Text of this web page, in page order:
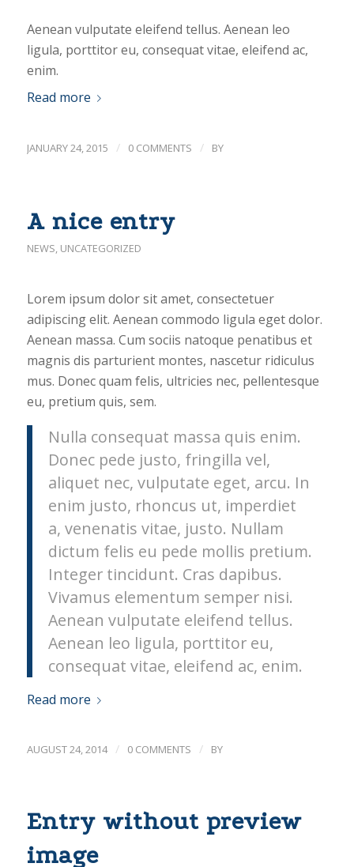
Aenean vulputate eleifend tellus. Aenean leo
ligula, porttitor eu, consequat vitae, eleifend ac,
enim.
Read more
JANUARY 24, 2015 / 0 COMMENTS / BY
A nice entry
NEWS UNCATEGORIZED
Lorem ipsum dolor sit amet, consectetuer
adipiscing elit. Aenean commodo ligula eget dolor.
Aenean massa. Cum sociis natoque penatibus et
magnis dis parturient montes, nascetur ridiculus
mus. Donec quam felis, ultricies nec, pellentesque
eu, pretium quis, sem.
Nulla consequat massa quis enim.
Donec pede justo, fringilla vel,
aliquet nec, vulputate eget, arcu. In
enim justo, rhoncus ut, imperdiet
a, venenatis vitae, justo. Nullam
dictum felis eu pede mollis pretium.
Integer tincidunt. Cras dapibus.
Vivamus elementum semper nisi.
Aenean vulputate eleifend tellus.
Aenean leo ligula, porttitor eu,
consequat vitae, eleifend ac, enim.
Read more
AUGUST 24, 2014 / 0 COMMENTS / BY
Entry without preview
image